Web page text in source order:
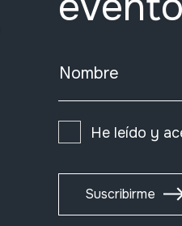
Nombre
He leído y
Suscribirme